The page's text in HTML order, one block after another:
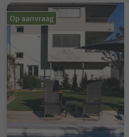
Op aanvraag